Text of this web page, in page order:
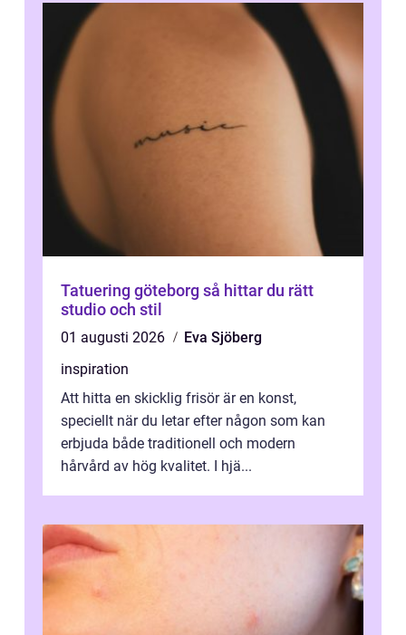
Tatuering göteborg så hittar du rätt
studio och stil
01 augusti 2026
Eva Sjöberg
inspiration
Att hitta en skicklig frisör är en konst,
speciellt när du letar efter någon som kan
erbjuda både traditionell och modern
hårvård av hög kvalitet. I hjä...